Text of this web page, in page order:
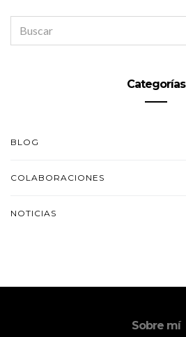
FOR:
Categorías
BLOG
COLABORACIONES
NOTICIAS
Sobre mí